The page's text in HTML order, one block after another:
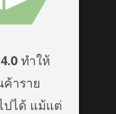
ทำให้
าราย
ปได้ แม้แต่